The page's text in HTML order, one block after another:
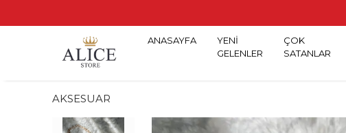
ANASAYFA
YENİ
GELENLER
ÇOK
SATANLAR
AKSESUAR